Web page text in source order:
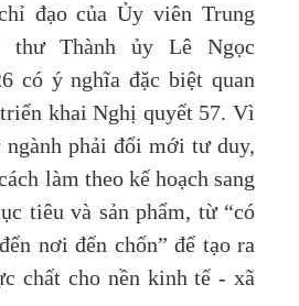
đạo của Ủy viên Trung
thư Thành ủy Lê Ngọc
có ý nghĩa đặc biệt quan
khai Nghị quyết 57. Vì
ngành phải đổi mới tư duy,
làm theo kế hoạch sang
tiêu và sản phẩm, từ “có
nơi đến chốn” để tạo ra
chất cho nền kinh tế - xã